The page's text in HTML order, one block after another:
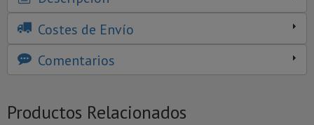
Costes de Envío
Comentarios
Productos Relacionados